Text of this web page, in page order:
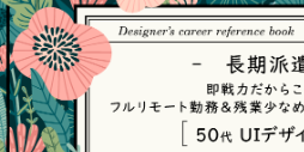
電話番号：03-6712-7970（土日
平成16年 2月 1日
平成21年 3月23日 改訂
平成23年 4月 1日 改訂
平成26年 9月10日 改訂